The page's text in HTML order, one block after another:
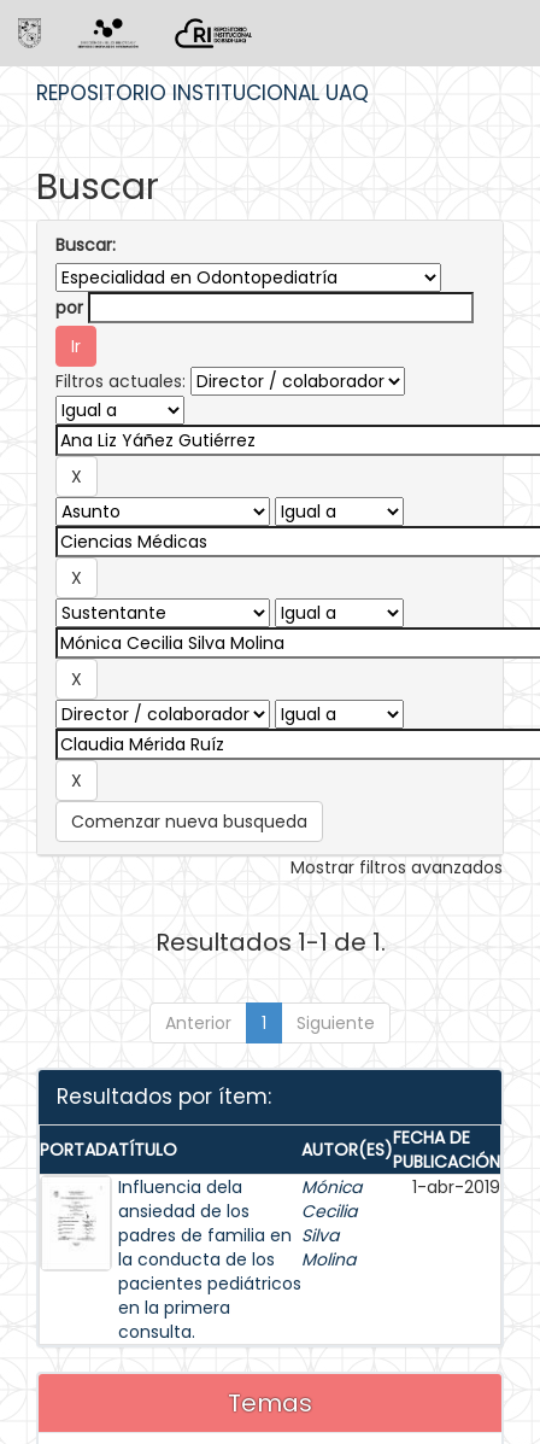
REPOSITORIO INSTITUCIONAL UAQ
Buscar
Buscar:
por
Filtros actuales:
Comenzar nueva busqueda
Mostrar filtros avanzados
Resultados 1-1 de 1.
Anterior 1 Siguiente
Resultados por ítem:
PORTADATÍTULO AUTOR(ES)FECHA DE
PUBLICACIÓN
Influencia dela
ansiedad de los
padres de familia en
la conducta de los
pacientes pediátricos
en la primera
consulta.
Mónica
Cecilia
Silva
Molina
1-abr-2019
Temas